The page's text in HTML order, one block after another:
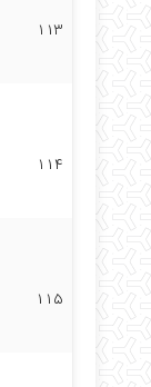
۱۱۳
۱۱۴
۱۱۵